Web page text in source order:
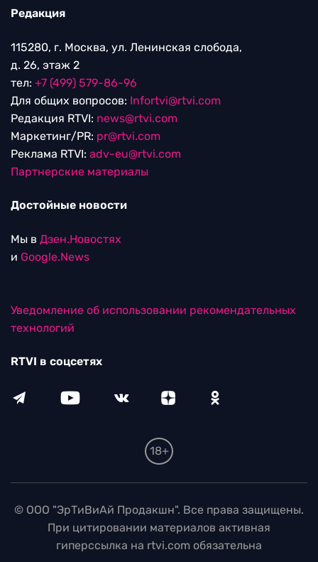
Редакция
115280, г. Москва, ул. Ленинская слобода,
д. 26, этаж 2
тел: +7 (499) 579-86-96
Для общих вопросов: Infortvi@rtvi.com
Редакция RTVI: news@rtvi.com
Маркетинг/PR: pr@rtvi.com
Реклама RTVI: adv-eu@rtvi.com
Партнерские материалы
Достойные новости
Мы в Дзен.Новостях
и Google.News
Уведомление об использовании рекомендательных
технологий
RTVI в соцсетях
18+
© ООО "ЭрТиВиАй Продакшн". Все права защищены.
При цитировании материалов активная
гиперссылка на rtvi.com обязательна